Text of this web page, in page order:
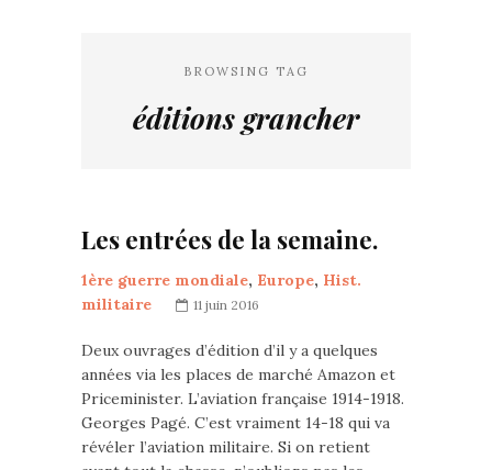
BROWSING TAG
éditions grancher
Les entrées de la semaine.
1ère guerre mondiale, Europe, Hist.
militaire
11 juin 2016
Deux ouvrages d’édition d’il y a quelques
années via les places de marché Amazon et
Priceminister. L’aviation française 1914-1918.
Georges Pagé. C’est vraiment 14-18 qui va
révéler l’aviation militaire. Si on retient